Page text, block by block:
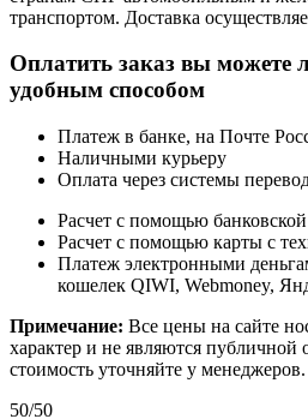
транспортом. Доставка
Оплатить заказ вы
удобным способом
Платеж в банке, на Почте
Наличными курьеру
Оплата через системы
Расчет с помощью
Расчет с помощью карты с
Платеж электронными
кошелек QIWI, Webmoney,
Примечание: Все цены на сайте
характер и не являются
стоимость уточняйте у менеджеров.
50/50